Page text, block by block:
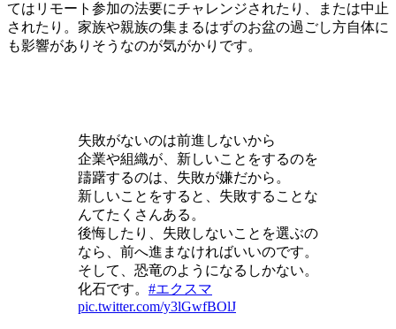
てはリモート参加の法要にチャレンジされたり、または中止
されたり。家族や親族の集まるはずのお盆の過ごし方自体に
も影響がありそうなのが気がかりです。
失敗がないのは前進しないから
企業や組織が、新しいことをするのを
躊躇するのは、失敗が嫌だから。
新しいことをすると、失敗することな
んてたくさんある。
後悔したり、失敗しないことを選ぶの
なら、前へ進まなければいいのです。
そして、恐竜のようになるしかない。
化石です。 #エクスマ
pic.twitter.com/y3lGwfBOlJ